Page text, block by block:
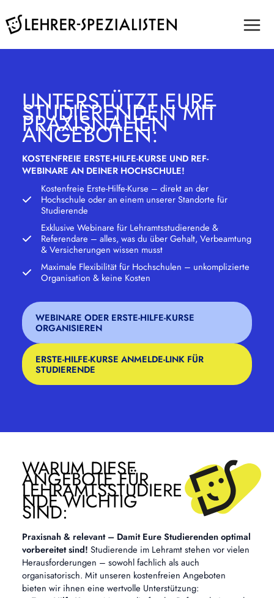
Inhalt
springen
UNTERSTÜTZT EURE
STUDIERENDEN MIT
PRAXISNAHEN
ANGEBOTEN:
KOSTENFREIE ERSTE-HILFE-KURSE UND REF-
WEBINARE AN DEINER HOCHSCHULE!
Kostenfreie Erste-Hilfe-Kurse – direkt an der
Hochschule oder an einem unserer Standorte für
Studierende
Exklusive Webinare für Lehramtsstudierende &
Referendare – alles, was du über Gehalt, Verbeamtung
& Versicherungen wissen musst
Maximale Flexibilität für Hochschulen – unkomplizierte
Organisation & keine Kosten
WEBINARE ODER ERSTE-HILFE-KURSE
ORGANISIEREN
ERSTE-HILFE-KURSE ANMELDE-LINK FÜR
STUDIERENDE
WARUM DIESE
ANGEBOTE FÜR
LEHRAMTSSTUDIERE
NDE WICHTIG
SIND:
Praxisnah & relevant – Damit Eure Studierenden optimal
vorbereitet sind! Studierende im Lehramt stehen vor vielen
Herausforderungen – sowohl fachlich als auch
organisatorisch. Mit unseren kostenfreien Angeboten
bieten wir ihnen eine wertvolle Unterstützung: